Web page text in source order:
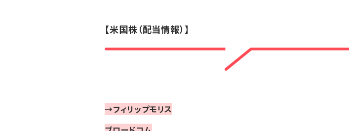
【米国株（配当情報）】
→フィリップモリス